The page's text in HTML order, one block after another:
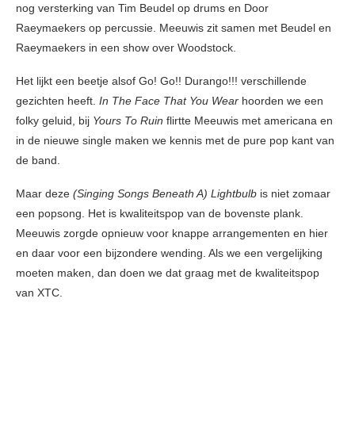
nog versterking van Tim Beudel op drums en Door
Raeymaekers op percussie. Meeuwis zit samen met Beudel en
Raeymaekers in een show over Woodstock.
Het lijkt een beetje alsof Go! Go!! Durango!!! verschillende
gezichten heeft. In The Face That You Wear hoorden we een
folky geluid, bij Yours To Ruin flirtte Meeuwis met americana en
in de nieuwe single maken we kennis met de pure pop kant van
de band.
Maar deze (Singing Songs Beneath A) Lightbulb is niet zomaar
een popsong. Het is kwaliteitspop van de bovenste plank.
Meeuwis zorgde opnieuw voor knappe arrangementen en hier
en daar voor een bijzondere wending. Als we een vergelijking
moeten maken, dan doen we dat graag met de kwaliteitspop
van XTC.